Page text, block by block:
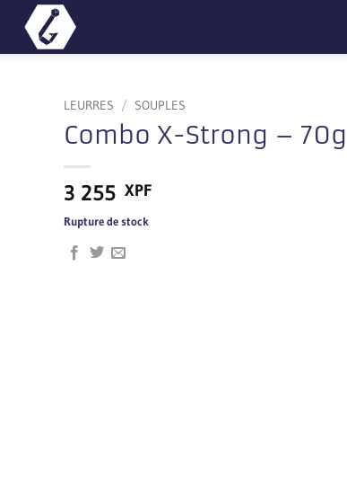
LEURRES / SOUPLES
Combo X-Strong –
3 255 XPF
Rupture de stock